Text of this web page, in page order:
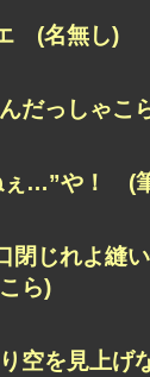
(名無し)
だっしゃこ
ぇ…”や！ (
閉じれよ縫
ら)
空を見上